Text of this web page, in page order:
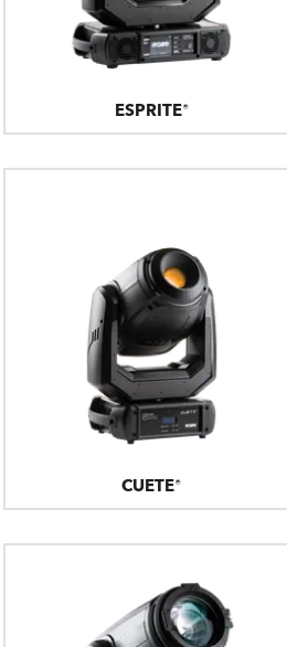
ESPRITE®
CUETE®